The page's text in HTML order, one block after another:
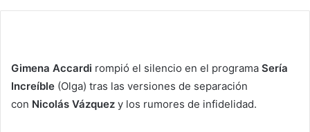
Gimena Accardi rompió el silencio en el programa Sería
Increíble (Olga) tras las versiones de separación
con Nicolás Vázquez y los rumores de infidelidad.